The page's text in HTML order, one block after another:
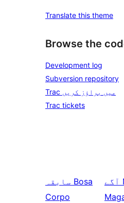
Translate this theme
Browse the
Development log
Subversion repository
Trac میں براؤز کریں
Trac tickets
سابقہ Bosa
Corpo
آگے